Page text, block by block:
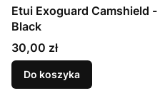
Etui Exoguard Camshield
Black
Cena
30,00 zł
Do koszyka